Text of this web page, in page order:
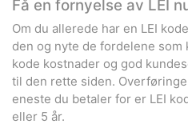
Få en fornyelse av LEI
Om du allerede har en LEI
den og nyte de fordelene som
kode kostnader og god
til den rette siden.
eneste du betaler for er LEI
eller 5 år.